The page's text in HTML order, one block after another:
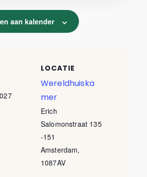
aan kalender
LOCATIE
Wereldhuiska
mer
Erich
Salomonstraat 135
-151
Amsterdam,
1087AV